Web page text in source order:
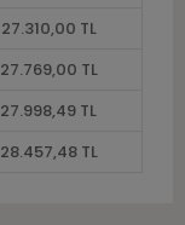
27.310,00 TL
27.769,00 TL
27.998,49 TL
28.457,48 TL